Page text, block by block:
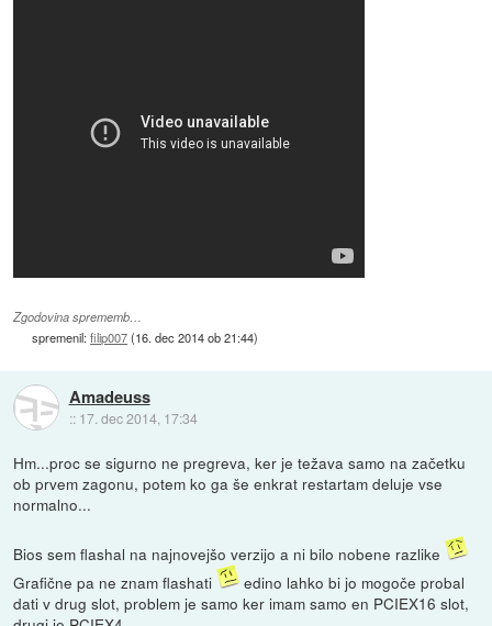
Zgodovina sprememb…
spremenil:filip007(16. dec 2014 ob 21:44)
Amadeuss
:: 17. dec 2014, 17:34
Hm...proc se sigurno ne pregreva, ker je težava samo na začetku
ob prvem zagonu, potem ko ga še enkrat restartam deluje vse
normalno...
Bios sem flashal na najnovejšo verzijo a ni bilo nobene razlike
Grafične pa ne znam flashati
edino lahko bi jo mogoče probal
dati v drug slot, problem je samo ker imam samo en PCIEX16 slot,